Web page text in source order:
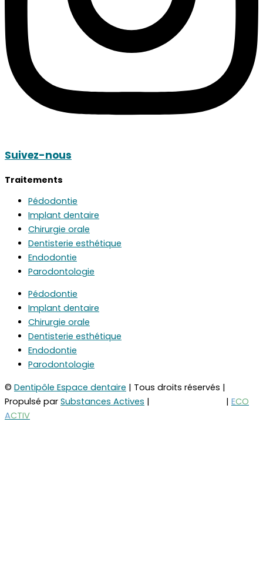
Suivez-nous
Traitements
Pédodontie
Implant dentaire
Chirurgie orale
Dentisterie esthétique
Endodontie
Parodontologie
Pédodontie
Implant dentaire
Chirurgie orale
Dentisterie esthétique
Endodontie
Parodontologie
© Dentipôle Espace dentaire | Tous droits réservés |
Propulsé par Substances Actives | | ECO
ACTIV